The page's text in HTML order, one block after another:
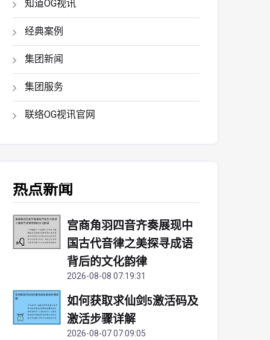
知道OG视讯
经典案例
集团新闻
集团服务
联络OG视讯官网
热点新闻
宫商角羽四音齐奏展现中
国古代音律之美探寻成语
背后的文化韵律
2026-08-08 07:19:31
如何获取求仙剑5激活码及
激活步骤详解
2026-08-07 07:09:05